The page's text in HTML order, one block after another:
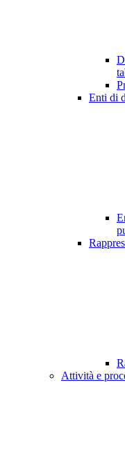
Enti di
Attività e